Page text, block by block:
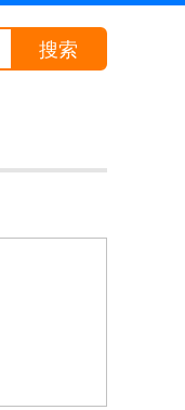
搜索